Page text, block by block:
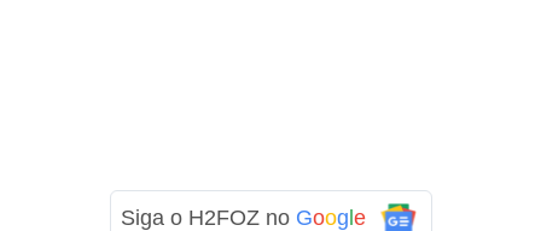
Siga o H2FOZ no Google